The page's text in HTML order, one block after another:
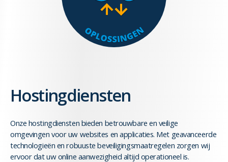
Hostingdiensten
Onze hostingdiensten bieden betrouwbare en veilige
omgevingen voor uw websites en applicaties. Met geavanceerde
technologieën en robuuste beveiligingsmaatregelen zorgen wij
ervoor dat uw online aanwezigheid altijd operationeel is.